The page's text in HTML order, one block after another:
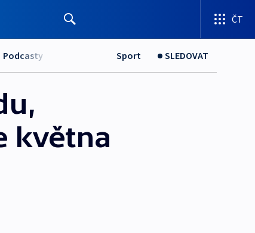
ČT
Podcasty Sport SLEDOVAT
května